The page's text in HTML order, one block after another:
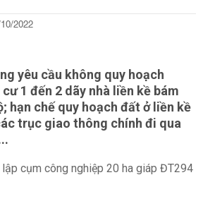
2022
yêu cầu không quy hoạch
1 đến 2 dãy nhà liền kề bám
hạn chế quy hoạch đất ở liền kề
trục giao thông chính đi qua
lập cụm công nghiệp 20 ha giáp ĐT294